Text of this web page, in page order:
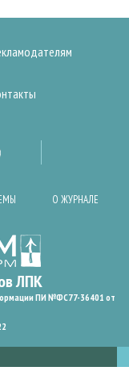
О ЖУРНАЛЕ
ПИ №ФС77-36401 от